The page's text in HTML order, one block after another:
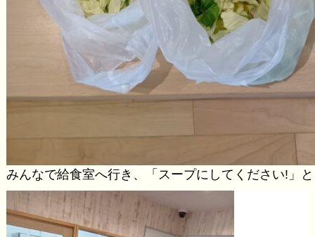
みんなで給食室へ行き、「スープにしてください!」